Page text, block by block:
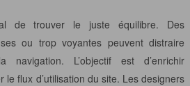
de trouver le juste équilibre. Des
ou trop voyantes peuvent distraire
navigation. L’objectif est d’enrichir
le flux d’utilisation du site. Les designers